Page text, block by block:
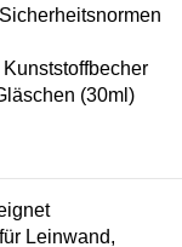
(30ml)
Leinwand,